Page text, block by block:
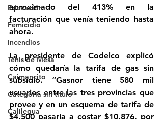
Educación
Femicidio
Incendios
Tenis de Mesa
Caimancito
Categoría sin título
Calilegua
aproximado del 413% en la
facturación que venía teniendo hasta
ahora.
La presidente de Codelco explicó
cómo quedaría la tarifa de gas sin
subsidio. “Gasnor tiene 580 mil
usuarios entre las tres provincias que
provee y en un esquema de tarifa de
$4.500 pasaría a costar $10.876, por